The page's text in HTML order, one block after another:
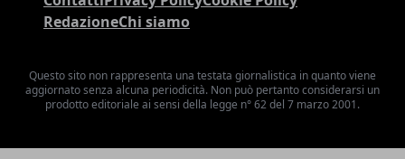
RedazioneChi siamo
Questo sito non rappresenta una testata giornalistica in quanto viene
aggiornato senza alcuna periodicità. Non può pertanto considerarsi un
prodotto editoriale ai sensi della legge n° 62 del 7 marzo 2001.